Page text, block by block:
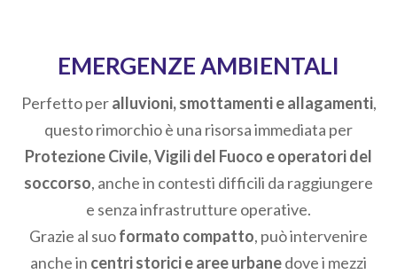
EMERGENZE AMBIENTALI
Perfetto peralluvioni, smottamenti e allagamenti,
questo rimorchio è una risorsa immediata per
Protezione Civile, Vigili del Fuoco e operatori del
soccorso, anche in contesti difficili da raggiungere
e senza infrastrutture operative.
Grazie al suoformato compatto, può intervenire
anche in centri storici e aree urbanedove i mezzi